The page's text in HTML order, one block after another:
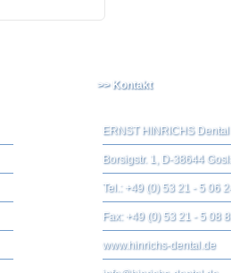
>> Kontakt
ERNST HINRICHS
Borsigstr. 1, D-38644
Tel.: +49 (0) 53 21 - 5 06
Fax: +49 (0) 53 21 - 5 08
www.hinrichs-dental.de